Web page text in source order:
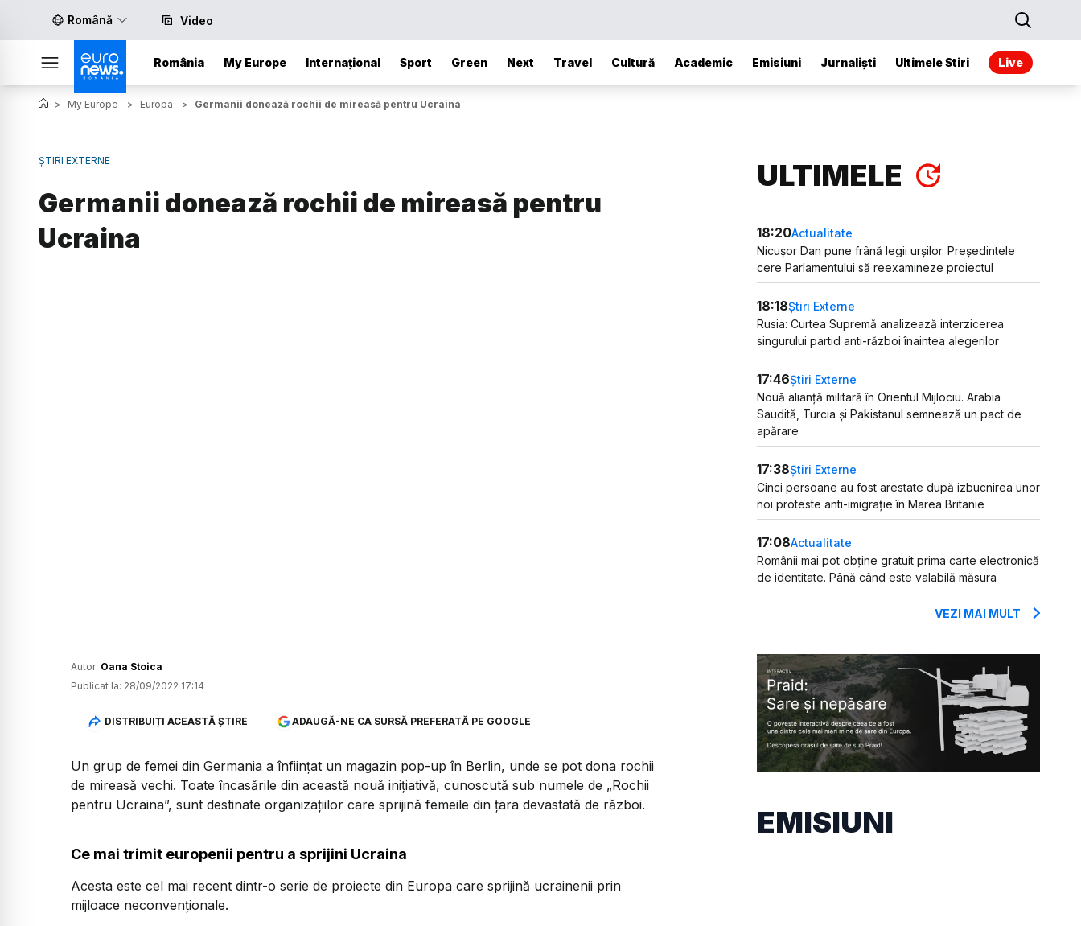
Română Video
România My Europe Internațional Sport Green Next Travel Cultură Academic Emisiuni Jurnaliști Ultimele Stiri Live
> My Europe > Europa > Germanii donează rochii de mireasă pentru Ucraina
ȘTIRI EXTERNE
Germanii donează rochii de mireasă pentru
Ucraina
Autor: Oana Stoica
Publicat la: 28/09/2022 17:14
DISTRIBUIȚI ACEASTĂ ȘTIRE ADAUGĂ-NE CA SURSĂ PREFERATĂ PE GOOGLE
Un grup de femei din Germania a înființat un magazin pop-up în Berlin, unde se pot dona rochii
de mireasă vechi. Toate încasările din această nouă inițiativă, cunoscută sub numele de „Rochii
pentru Ucraina”, sunt destinate organizațiilor care sprijină femeile din țara devastată de război.
Ce mai trimit europenii pentru a sprijini Ucraina
Acesta este cel mai recent dintr-o serie de proiecte din Europa care sprijină ucrainenii prin
mijloace neconvenționale.
ULTIMELE
18:20Actualitate
Nicușor Dan pune frână legii urșilor. Președintele
cere Parlamentului să reexamineze proiectul
18:18Știri Externe
Rusia: Curtea Supremă analizează interzicerea
singurului partid anti-război înaintea alegerilor
17:46Știri Externe
Nouă alianță militară în Orientul Mijlociu. Arabia
Saudită, Turcia și Pakistanul semnează un pact de
apărare
17:38Știri Externe
Cinci persoane au fost arestate după izbucnirea unor
noi proteste anti-imigrație în Marea Britanie
17:08Actualitate
Românii mai pot obține gratuit prima carte electronică
de identitate. Până când este valabilă măsura
VEZI MAI MULT
EMISIUNI